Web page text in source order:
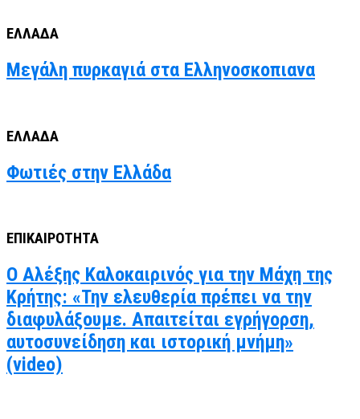
ΕΛΛΑΔΑ
Μεγάλη πυρκαγιά στα Ελληνοσκοπιανα
ΕΛΛΑΔΑ
Φωτιές στην Ελλάδα
ΕΠΙΚΑΙΡΟΤΗΤΑ
Ο Αλέξης Καλοκαιρινός για την Μάχη της
Κρήτης: «Την ελευθερία πρέπει να την
διαφυλάξουμε. Απαιτείται εγρήγορση,
αυτοσυνείδηση και ιστορική μνήμη»
(video)